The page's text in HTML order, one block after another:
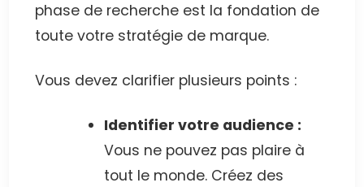
phase de recherche est la fondation de
toute votre stratégie de marque.
Vous devez clarifier plusieurs points :
Identifier votre audience :
Vous ne pouvez pas plaire à
tout le monde. Créez des